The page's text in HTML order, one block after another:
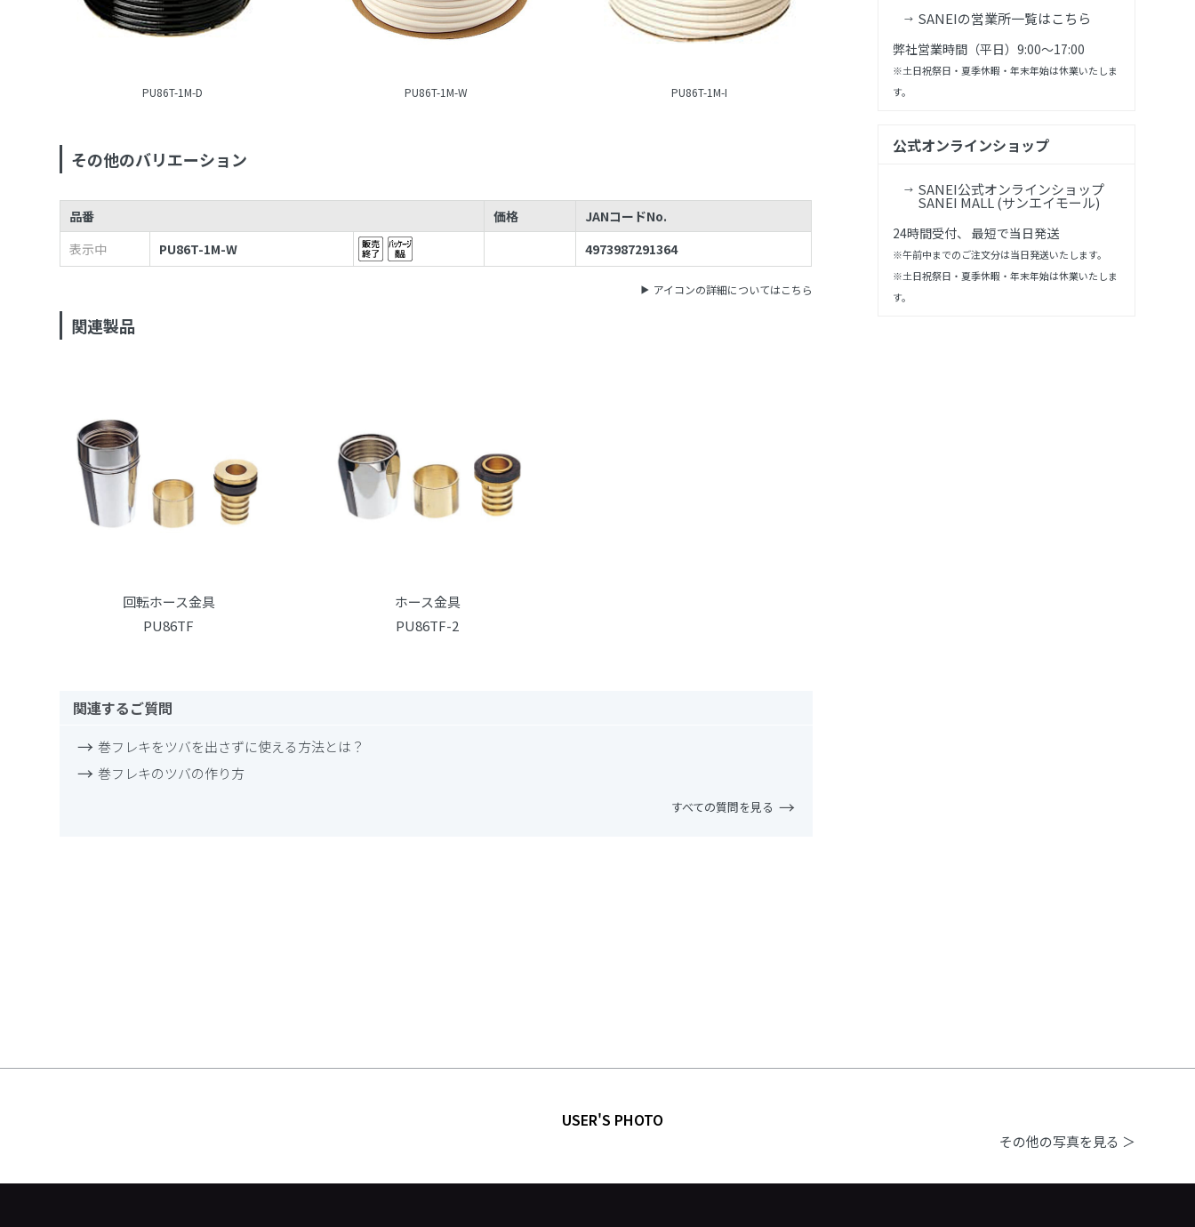
PU86T-1M-D PU86T-1M-W PU86T-1M-I
その他のバリエーション
品番 価格
JANコードNo.
表示中
PU86T-1M-W 4973987291364
アイコンの詳細についてはこちら
関連製品
回転ホース金具
PU86TF
ホース金具
PU86TF-2
関連するご質問
巻フレキをツバを出さずに使える方法とは？
巻フレキのツバの作り方
すべての質問を見る
SANEIの営業所一覧はこちら
弊社営業時間（平日）9:00～17:00
※土日祝祭日・夏季休暇・年末年始は休業いたしま
す。
公式オンラインショップ
SANEI公式オンラインショップ
SANEI MALL (サンエイモール)
24時間受付、 最短で当日発送
※午前中までのご注文分は当日発送いたします。
※土日祝祭日・夏季休暇・年末年始は休業いたしま
す。
USER'S PHOTO
その他の写真を見る ＞